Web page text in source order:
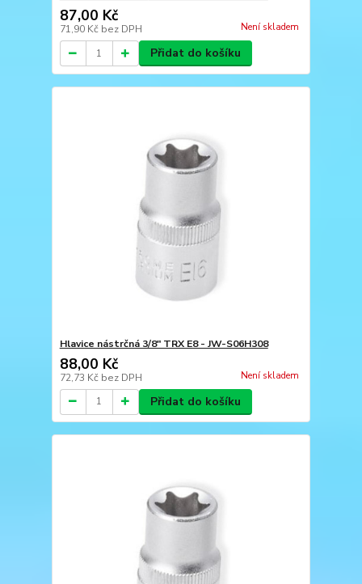
87,00 Kč
71,90 Kč bez DPH Není skladem
Přidat do košíku
Hlavice nástrčná 3/8" TRX E8 - JW-S06H308
88,00 Kč
72,73 Kč bez DPH Není skladem
Přidat do košíku